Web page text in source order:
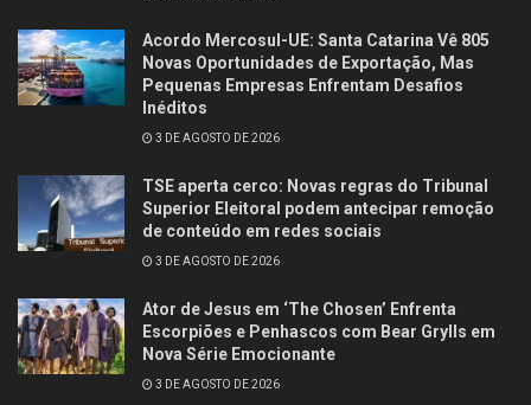
Acordo Mercosul-UE: Santa Catarina Vê 805
Novas Oportunidades de Exportação, Mas
Pequenas Empresas Enfrentam Desafios
Inéditos
3 DE AGOSTO DE 2026
TSE aperta cerco: Novas regras do Tribunal
Superior Eleitoral podem antecipar remoção
de conteúdo em redes sociais
3 DE AGOSTO DE 2026
Ator de Jesus em ‘The Chosen’ Enfrenta
Escorpiões e Penhascos com Bear Grylls em
Nova Série Emocionante
3 DE AGOSTO DE 2026